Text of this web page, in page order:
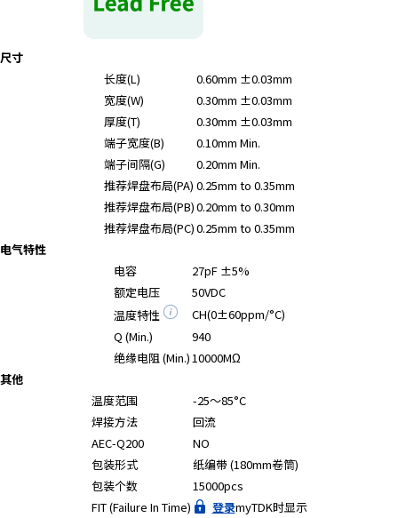
尺寸
长度(L)
0.60mm ±0.03mm
宽度(W)
0.30mm ±0.03mm
厚度(T)
0.30mm ±0.03mm
端子宽度(B)
0.10mm Min.
端子间隔(G)
0.20mm Min.
推荐焊盘布局(PA) 0.25mm to 0.35mm
推荐焊盘布局(PB)0.20mm to 0.30mm
推荐焊盘布局(PC)0.25mm to 0.35mm
电气特性
电容
27pF ±5%
额定电压
50VDC
温度特性
CH(0±60ppm/°C)
Q (Min.)
940
绝缘电阻 (Min.)10000MΩ
其他
温度范围
-25～85°C
焊接方法
回流
AEC-Q200
NO
包装形式
纸编带 (180mm卷筒)
包装个数
15000pcs
FIT (Failure In Time)
登录myTDK时显示